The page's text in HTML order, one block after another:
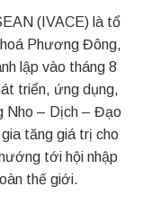
(IVACE) là tổ
Phương Đông,
lập vào tháng 8
triển, ứng dụng,
Nho – Dịch – Đạo
tăng giá trị cho
tới hội nhập
thế giới.